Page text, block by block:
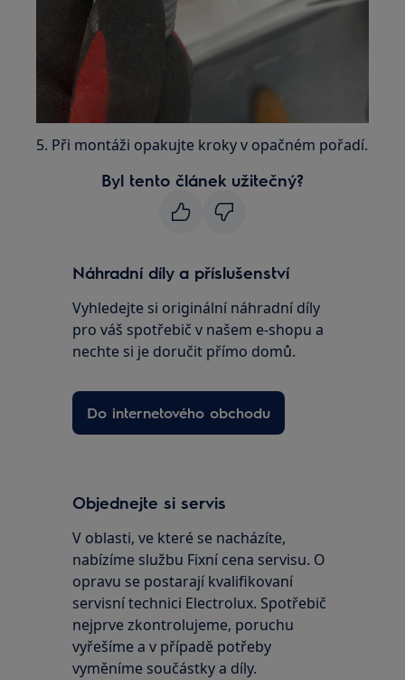
5. Při montáži opakujte kroky v opačném pořadí.
Byl tento článek užitečný?
Náhradní díly a příslušenství
Vyhledejte si originální náhradní díly
pro váš spotřebič v našem e-shopu a
nechte si je doručit přímo domů.
Do internetového obchodu
Objednejte si servis
V oblasti, ve které se nacházíte,
nabízíme službu Fixní cena servisu. O
opravu se postarají kvalifikovaní
servisní technici Electrolux. Spotřebič
nejprve zkontrolujeme, poruchu
vyřešíme a v případě potřeby
vyměníme součástky a díly.